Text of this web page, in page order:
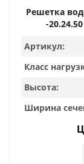
Решетка
-
Артикул:
Класс
Высота:
Ширина